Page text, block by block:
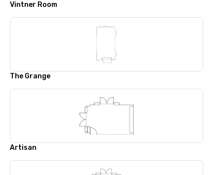
Vintner Room
The Grange
Artisan